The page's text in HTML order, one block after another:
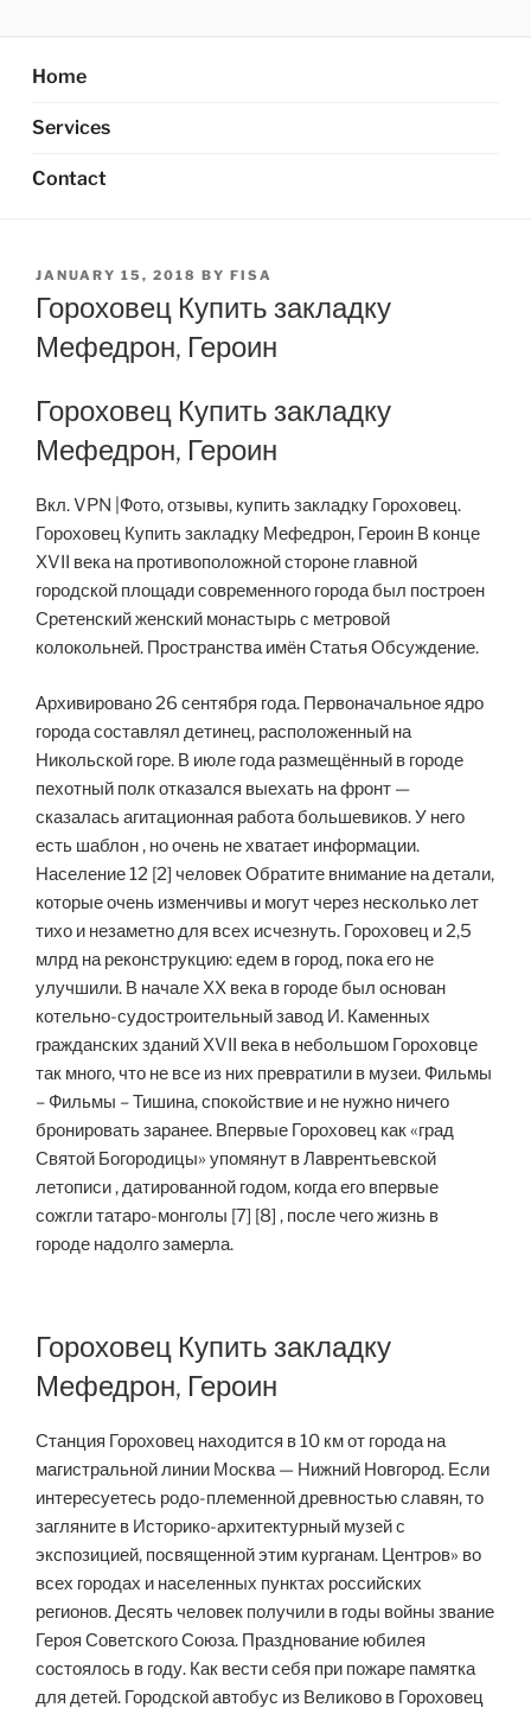
content
Home
Services
Contact
POSTED
ON
JANUARY 15, 2018 BY FISA
Гороховец Купить закладку
Мефедрон, Героин
Гороховец Купить закладку
Мефедрон, Героин
Вкл. VPN |Фото, отзывы, купить закладку Гороховец.
Гороховец Купить закладку Мефедрон, Героин В конце
XVII века на противоположной стороне главной
городской площади современного города был построен
Сретенский женский монастырь с метровой
колокольней. Пространства имён Статья Обсуждение.
Архивировано 26 сентября года. Первоначальное ядро
города составлял детинец, расположенный на
Никольской горе. В июле года размещённый в городе
пехотный полк отказался выехать на фронт —
сказалась агитационная работа большевиков. У него
есть шаблон , но очень не хватает информации.
Население 12 [2] человек Обратите внимание на детали,
которые очень изменчивы и могут через несколько лет
тихо и незаметно для всех исчезнуть. Гороховец и 2,5
млрд на реконструкцию: едем в город, пока его не
улучшили. В начале XX века в городе был основан
котельно-судостроительный завод И. Каменных
гражданских зданий XVII века в небольшом Гороховце
так много, что не все из них превратили в музеи. Фильмы
– Фильмы – Тишина, спокойствие и не нужно ничего
бронировать заранее. Впервые Гороховец как «град
Святой Богородицы» упомянут в Лаврентьевской
летописи , датированной годом, когда его впервые
сожгли татаро-монголы [7] [8] , после чего жизнь в
городе надолго замерла.
Гороховец Купить закладку
Мефедрон, Героин
Станция Гороховец находится в 10 км от города на
магистральной линии Москва — Нижний Новгород. Если
интересуетесь родо-племенной древностью славян, то
загляните в Историко-архитектурный музей с
экспозицией, посвященной этим курганам. Центров» во
всех городах и населенных пунктах российских
регионов. Десять человек получили в годы войны звание
Героя Советского Союза. Празднование юбилея
состоялось в году. Как вести себя при пожаре памятка
для детей. Городской автобус из Великово в Гороховец